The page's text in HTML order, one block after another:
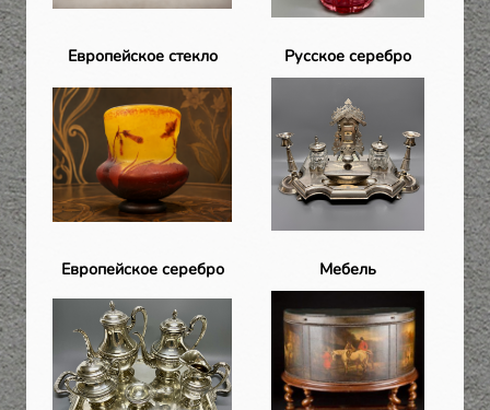
Европейское стекло Русское серебро
Европейское серебро Мебель